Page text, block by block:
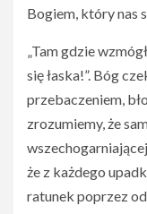
Bogiem, który nas
„Tam gdzie
się łaska!”. Bóg
przebaczeniem,
zrozumiemy, że
że z każdego
ratunek poprzez